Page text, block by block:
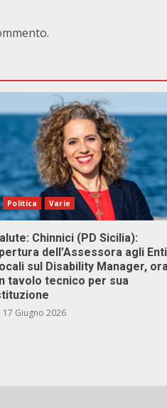
Politica Varie
Chinnici (PD Sicilia):
dell’Assessora agli Enti
sul Disability Manager,
tavolo tecnico per sua
17 Giugno 2026